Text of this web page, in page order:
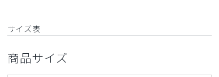
サイズ表
商品サイズ